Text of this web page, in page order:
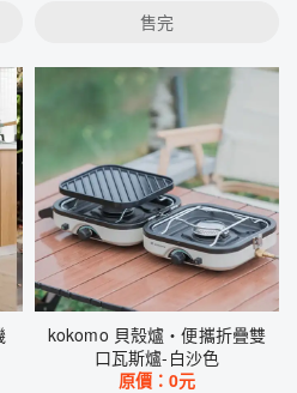
售完
kokomo 貝殼爐・便攜折疊雙
口瓦斯爐-白沙色
原價：0元